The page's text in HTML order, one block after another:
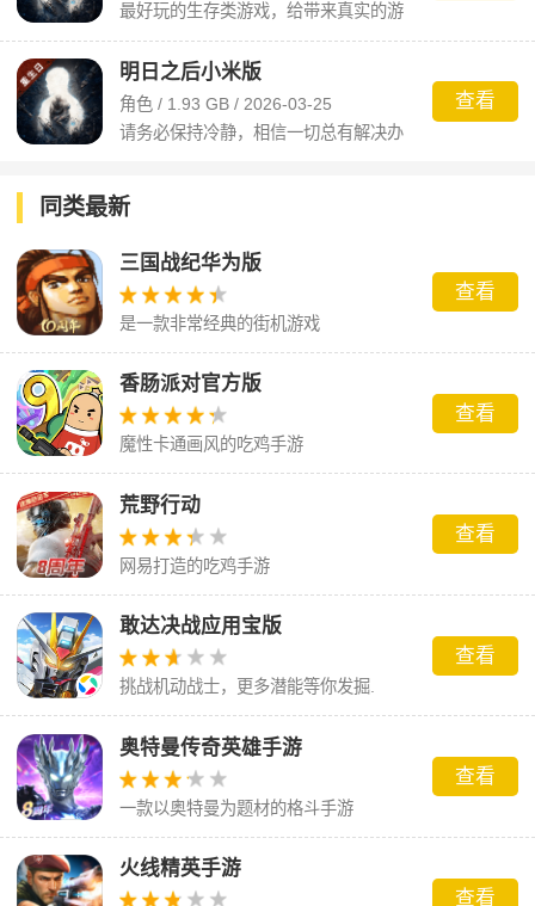
最好玩的生存类游戏，给带来真实的游
戏体验！
明日之后小米版
角色 / 1.93 GB / 2026-03-25
请务必保持冷静，相信一切总有解决办
查看
同类最新
三国战纪华为版
是一款非常经典的街机游戏
查看
香肠派对官方版
魔性卡通画风的吃鸡手游
查看
荒野行动
网易打造的吃鸡手游
查看
敢达决战应用宝版
挑战机动战士，更多潜能等你发掘.
查看
奥特曼传奇英雄手游
一款以奥特曼为题材的格斗手游
查看
火线精英手游
查看